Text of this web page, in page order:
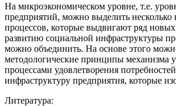
На микроэкономическом уровне, т.е.
предприятий, можно выделить несколько
процессов, которые выдвигают ряд
развитию социальной инфраструктуры
можно объединить. На основе этого
методологические принципы механизма
процессами удовлетворения
инфраструктуру предприятия, которые
Литература: